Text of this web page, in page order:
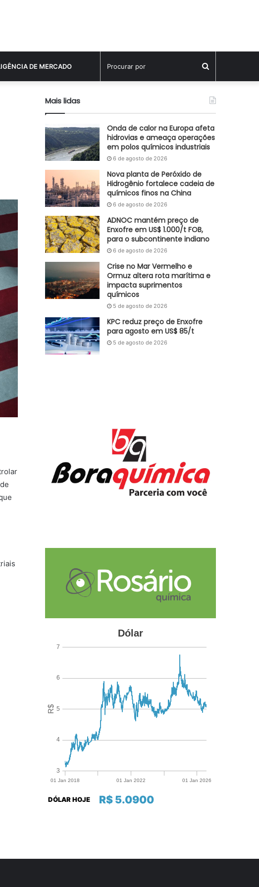
DE MERCADO
por
Mais lidas
Onda de calor na Europa afeta
hidrovias e ameaça operações
em polos químicos industriais
6 de agosto de 2026
Nova planta de Peróxido de
Hidrogênio fortalece cadeia de
químicos finos na China
6 de agosto de 2026
ADNOC mantém preço de
Enxofre em US$ 1.000/t FOB,
para o subcontinente indiano
6 de agosto de 2026
Crise no Mar Vermelho e
Ormuz altera rota marítima e
impacta suprimentos
químicos
5 de agosto de 2026
KPC reduz preço de Enxofre
para agosto em US$ 85/t
5 de agosto de 2026
R$ 5.0900
DÓLAR HOJE